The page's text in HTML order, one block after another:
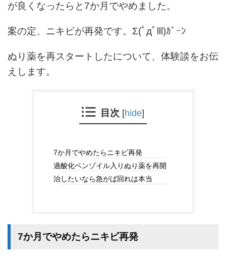
が良くなったらと7か月でやめました。
案の定、ニキビが再発です。Σ(ﾟдﾟlll)ｶﾞｰﾝ
ぬり薬を再スタートしたについて、体験談をお伝
えします。
目次 [hide]
7か月でやめたらニキビ再発
過酸化ベンゾイル入りぬり薬を再開
治したいなら急がば回れは本当
7か月でやめたらニキビ再発